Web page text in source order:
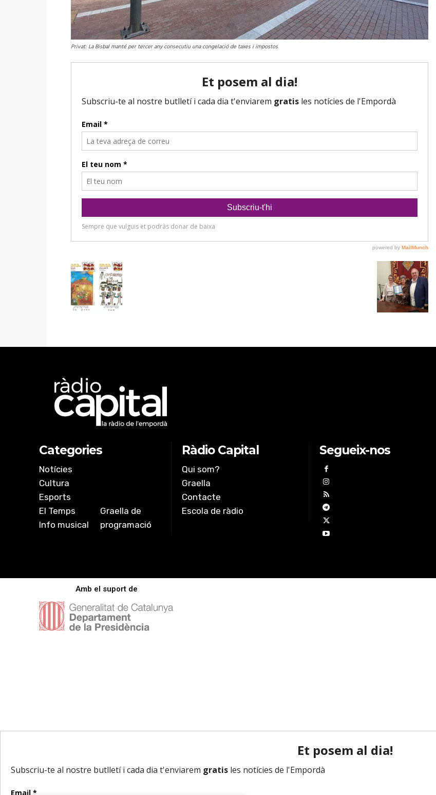
Privat: La Bisbal manté per tercer any consecutiu una congelació de taxes i impostos
Categories
Notícies
Cultura
Esports
El Temps
Info musical
Graella de
programació
Ràdio Capital
Qui som?
Graella
Contacte
Escola de ràdio
Segueix-nos
Amb el suport de